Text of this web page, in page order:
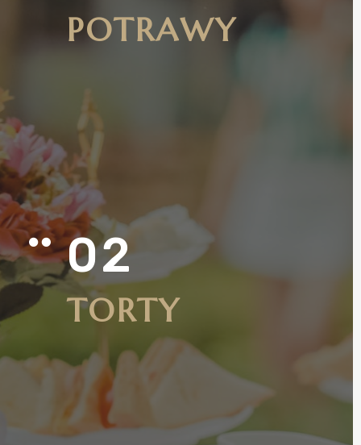
POTRAWY
 02
TORTY